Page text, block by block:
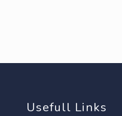
Usefull Links